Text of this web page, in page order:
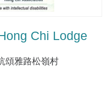
Chi Lodge
頌雅路松嶺村